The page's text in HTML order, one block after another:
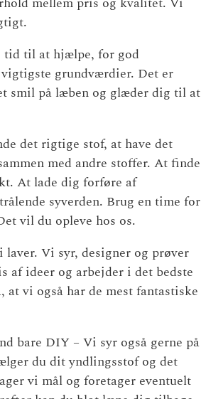
tid til at hjælpe, for god
grundværdier. Det er
smil på læben og glæder dig til at
det rigtige stof, at have det
med andre stoffer. At finde
At lade dig forføre af
syverden. Brug en time for
vil du opleve hos os.
laver. Vi syr, designer og prøver
af ideer og arbejder i det bedste
vi også har de mest fantastiske
bare DIY – Vi syr også gerne på
du dit yndlingsstof og det
vi mål og foretager eventuelt